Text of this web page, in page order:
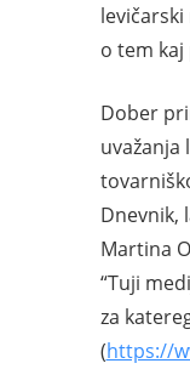
o tem kaj
Dober
uvažanja
Dnevnik,
Martina
“Tuji
za
(https://